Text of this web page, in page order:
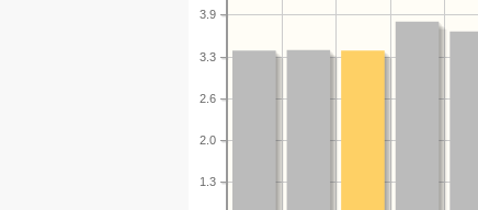
1.3
2.0
2.6
3.3
3.9